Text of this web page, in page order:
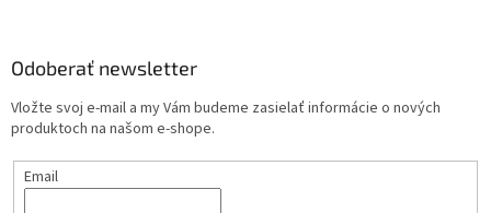
Odoberať newsletter
Vložte svoj e-mail a my Vám budeme zasielať informácie o nových
produktoch na našom e-shope.
Email